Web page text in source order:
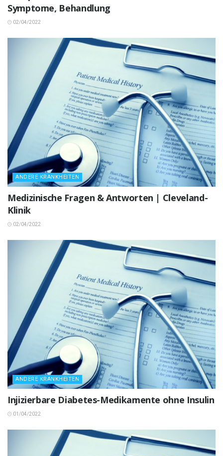
Symptome, Behandlung
02/04/2022
ANDERE KRANKHEITEN
Medizinische Fragen & Antworten | Cleveland-
Klinik
02/04/2022
ANDERE KRANKHEITEN
Injizierbare Diabetes-Medikamente ohne Insulin
01/04/2022